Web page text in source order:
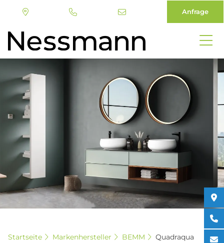
Inhalt
Anfrage
Startseite Markenhersteller BEMM Quadraqua